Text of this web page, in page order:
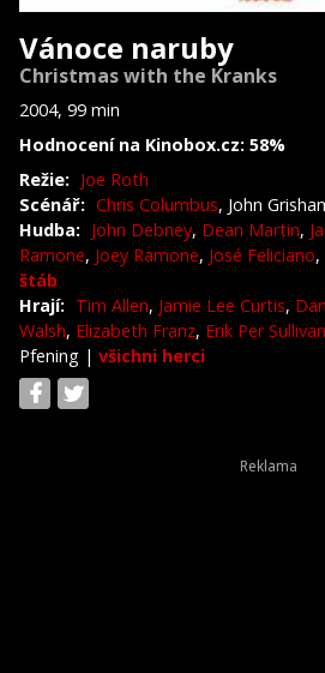
Vánoce naruby
Christmas with the Kranks
2004, 99 min
Hodnocení na Kinobox.cz: 58%
Režie: Joe Roth
Scénář: Chris Columbus, John
Hudba: John Debney, Dean Martin,
Ramone, Joey Ramone, José Feliciano
štáb
Hrají: Tim Allen, Jamie Lee Curtis,
Walsh, Elizabeth Franz, Erik Per Sullivan
Pfening | všichni herci